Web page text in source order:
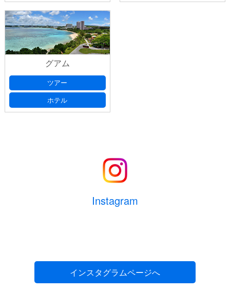
グアム
ツアー
ホテル
Instagram
インスタグラムページへ